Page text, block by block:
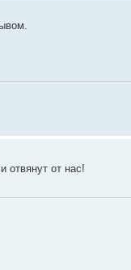
отвянут от нас!